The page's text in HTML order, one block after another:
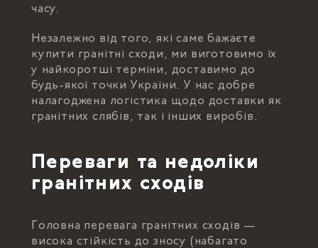
часу.
Незалежно від того, які саме бажаєте
купити гранітні сходи, ми виготовимо їх
у найкоротші терміни, доставимо до
будь-якої точки України. У нас добре
налагоджена логістика щодо доставки як
гранітних слябів, так і інших виробів.
Переваги та недоліки
гранітних сходів
Головна перевага гранітних сходів —
висока стійкість до зносу (набагато